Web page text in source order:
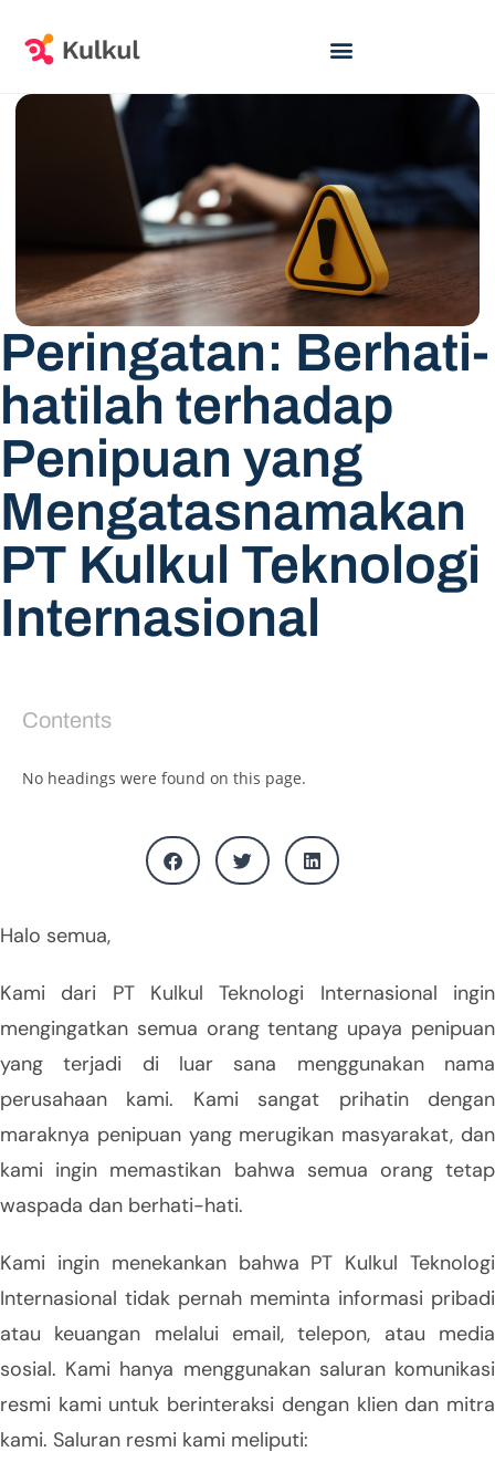
Peringatan: Berhati-
hatilah terhadap
Penipuan yang
Mengatasnamakan
PT Kulkul Teknologi
Internasional
Contents
No headings were found on this page.
Halo semua,
Kami dari PT Kulkul Teknologi Internasional ingin
mengingatkan semua orang tentang upaya penipuan
yang terjadi di luar sana menggunakan nama
perusahaan kami. Kami sangat prihatin dengan
maraknya penipuan yang merugikan masyarakat, dan
kami ingin memastikan bahwa semua orang tetap
waspada dan berhati-hati.
Kami ingin menekankan bahwa PT Kulkul Teknologi
Internasional tidak pernah meminta informasi pribadi
atau keuangan melalui email, telepon, atau media
sosial. Kami hanya menggunakan saluran komunikasi
resmi kami untuk berinteraksi dengan klien dan mitra
kami. Saluran resmi kami meliputi: